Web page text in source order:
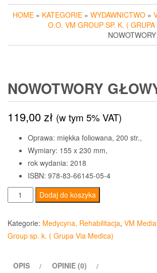
HOME » KATEGORIE » WYDAWNICTWO »
O.O. VM GROUP SP. K. (
NOWOTWORY
119,00zł (w tym 5% VAT)
Oprawa: miękka foliowana, 200 str.,
Wymiary: 155 x 230 mm,
rok wydania: 2018
ISBN: 978-83-66145-05-4
ilość
Nowotwory
głowy
Dodaj do koszyka
Kategorie: Medycyna, Rehabilitacja, VM
Group sp. k. ( Grupa Via Medica)
OPIS OPINIE (0)